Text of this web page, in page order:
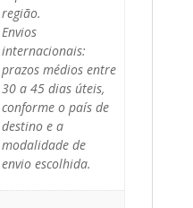
região.
Envios
internacionais:
prazos médios entre
30 a 45 dias úteis,
conforme o país de
destino e a
modalidade de
envio escolhida.